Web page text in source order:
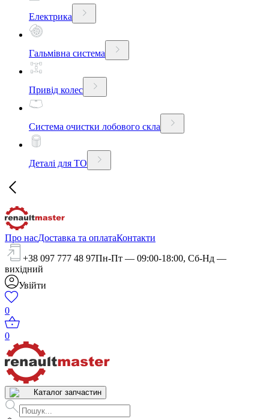
Електрика
Гальмівна система
Привід колес
Система очистки лобового скла
Деталі для ТО
Про насДоставка та оплатаКонтакти
+38 097 777 48 97Пн-Пт — 09:00-18:00, Сб-Нд —
вихідний
Увійти
0
0
Каталог запчастин